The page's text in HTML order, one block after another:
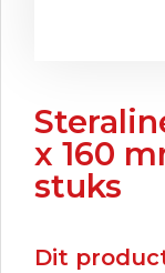
x 160
stuks
Dit